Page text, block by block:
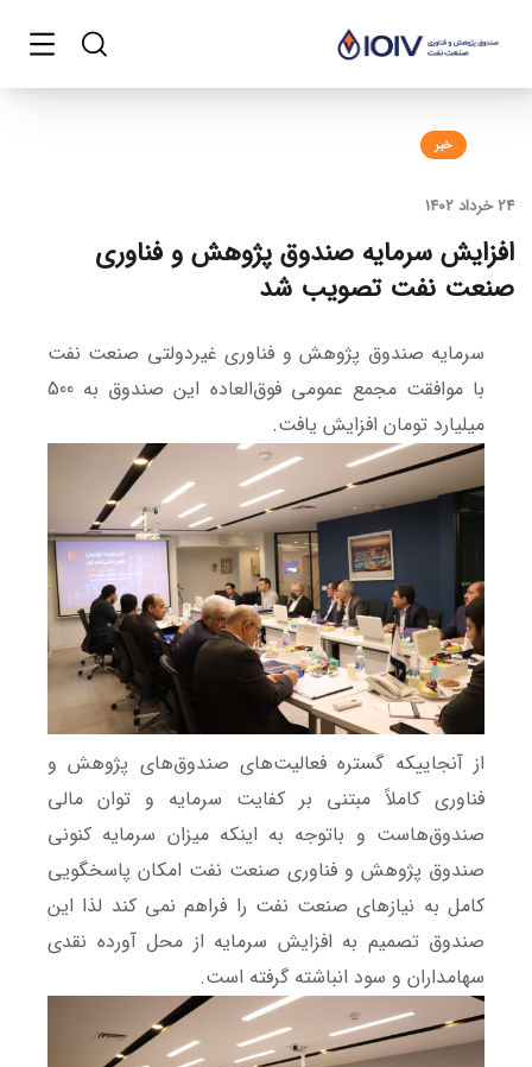
خبر
24 خرداد 1402
افزایش سرمایه صندوق پژوهش و فناوری
صنعت نفت تصویب شد
سرمایه صندوق پژوهش و فناوری غیردولتی صنعت نفت
با موافقت مجمع عمومی فوق‌العاده این صندوق به 500
میلیارد تومان افزایش یافت.
از آنجاییکه گستره فعالیت‌های صندوق‌های پژوهش و
فناوری کاملاً مبتنی بر کفایت سرمایه و توان مالی
صندوق‌هاست و باتوجه به اینکه میزان سرمایه کنونی
صندوق پژوهش و فناوری صنعت نفت امکان پاسخگویی
کامل به نیازهای صنعت نفت را فراهم نمی کند لذا این
صندوق تصمیم به افزایش سرمایه از محل آورده نقدی
سهامداران و سود انباشته گرفته است.